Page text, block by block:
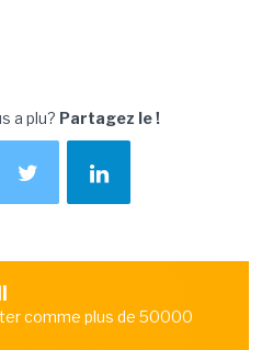
a plu? Partagez le !
comme plus de 50000